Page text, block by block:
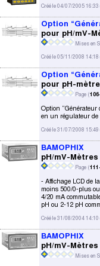
Créé le 04/07/2005
Option
pour pH/mV-
Mises en
Créé le 05/11/2008
Option
pour pH-
Page (
Option “Générateur
en un régulateur de
Créé le 31/07/2008
BAMOPHIX
pH/mV-
Page (
- Affichage LCD de
moins 500/0-plus
4/20 mA
pH ou 2-12 pH
Créé le 31/08/2004
BAMOPHIX
pH/mV-
Mises en